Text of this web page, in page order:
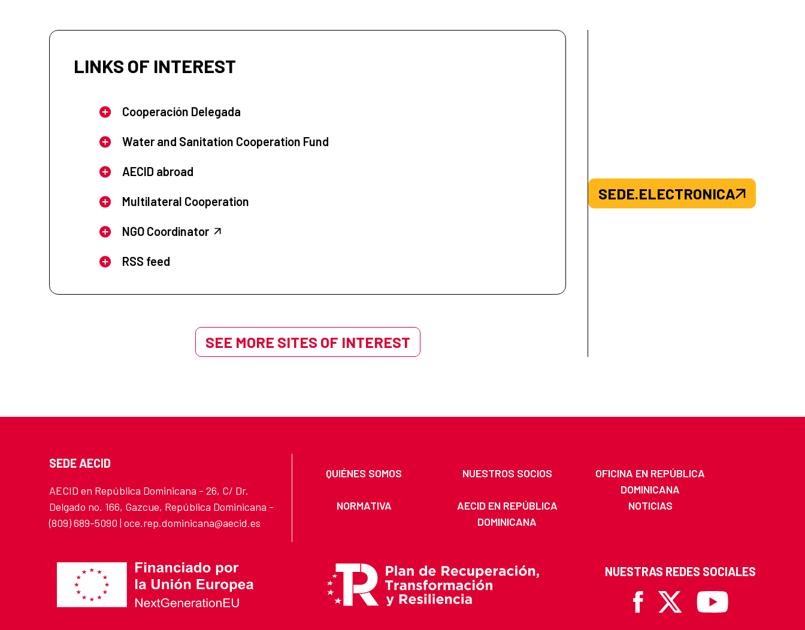
LINKS OF INTEREST
Cooperación Delegada
Water and Sanitation Cooperation Fund
AECID abroad
Multilateral Cooperation
NGO Coordinator
RSS feed
SEE MORE SITES OF INTEREST
SEDE.ELECTRONICA
SEDE AECID
AECID en República Dominicana - 26, C/ Dr.
Delgado no. 166, Gazcue, República Dominicana -
(809) 689-5090 | oce.rep.dominicana@aecid.es
QUIÉNES SOMOS NUESTROS SOCIOS
OFICINA EN REPÚBLICA
DOMINICANA
NORMATIVA
AECID EN REPÚBLICA
DOMINICANA
NOTICIAS
NUESTRAS REDES SOCIALES
Facebook
X Youtube